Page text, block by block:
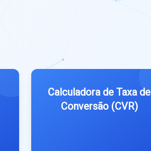
Calculadora de Taxa de
Conversão (CVR)